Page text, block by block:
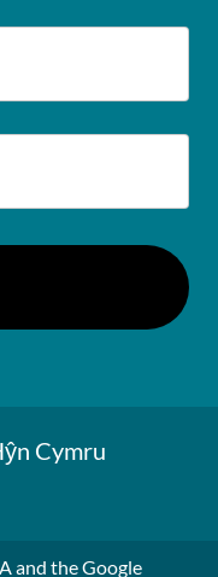
Cymru
and the Google